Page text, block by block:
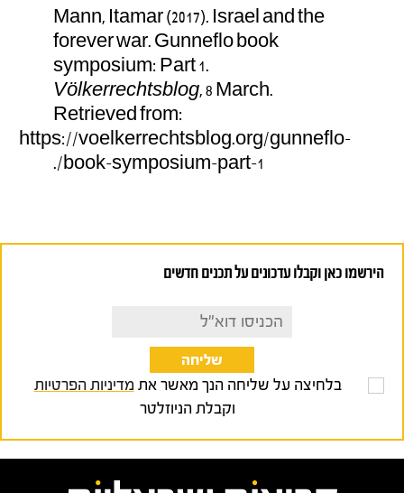
Mann, Itamar (2017). Israel and the
forever war. Gunneflo book
symposium: Part 1.
Völkerrechtsblog, 8 March.
Retrieved from:
https://voelkerrechtsblog.org/gunneflo-
book-symposium-part-1/.
הירשמו כאן וקבלו עדכונים על תכנים חדשים
בלחיצה על שליחה הנך מאשר את מדיניות הפרטיות
וקבלת הניוזלטר